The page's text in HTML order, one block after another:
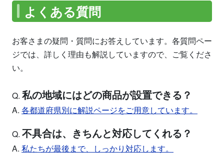
よくある質問
お客さまの疑問・質問にお答えしています。各質問ペー
ジでは、詳しく理由も解説していますので、ご覧くださ
い。
Q. 私の地域にはどの商品が設置できる？
A. 各都道府県別に解説ページをご用意しています。
Q. 不具合は、きちんと対応してくれる？
A. 私たちが最後まで、しっかり対応します。